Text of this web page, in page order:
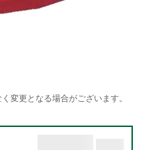
変更となる場合がございます。